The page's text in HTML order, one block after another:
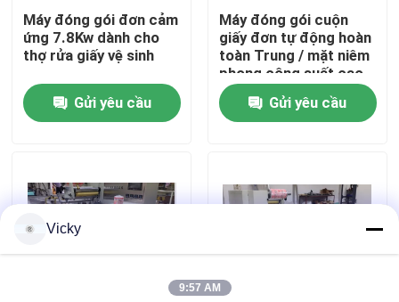
Kiểm soát chất lượng
Liên hệ với chúng tôi
Tin tức
Yêu cầu Đặt giá
VR
Dây chuyền sản xuất giấy Tissue
Máy đóng gói đơn cảm
ứng 7.8Kw dành cho
thợ rửa giấy vệ sinh
Gửi yêu cầu
Máy đóng gói cuộn
giấy đơn tự động hoàn
toàn Trung / mặt niêm
phong công suất cao
Gửi yêu cầu
Vicky
9:57 AM